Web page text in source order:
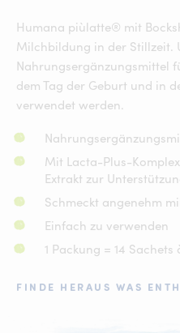
Humana piùlatte® mit
Milchbildung in der Stillzeit​.
Nahrungsergänzungsmittel
dem Tag der Geburt und in
verwendet werden. ​
Mit Lacta-Plus-
Extrakt zur
Schmeckt angenehm
Einfach zu verwenden
1 Packung = 14 Sachets
FINDE HERAUS WAS